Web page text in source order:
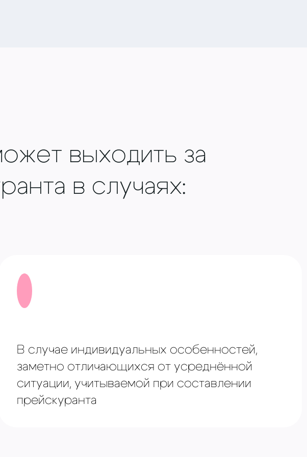
выходить за
в случаях:
В случае ⁠индивидуальных особенностей,
заметно отличающихся от усреднённой
ситуации, учитываемой при составлении
прейскуранта